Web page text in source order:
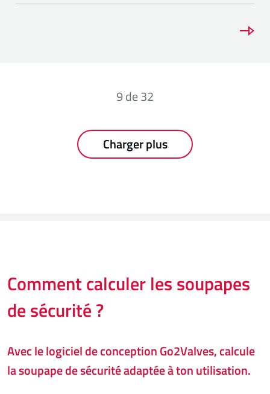
9de32
Charger plus
Comment calculer les soupapes
de sécurité ?
Avec le logiciel de conception Go2Valves, calcule
la soupape de sécurité adaptée à ton utilisation.